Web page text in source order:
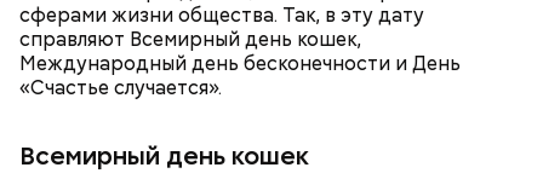
сферами жизни общества. Так, в эту дату
справляют Всемирный день кошек,
Международный день бесконечности и День
«Счастье случается».
Всемирный день кошек